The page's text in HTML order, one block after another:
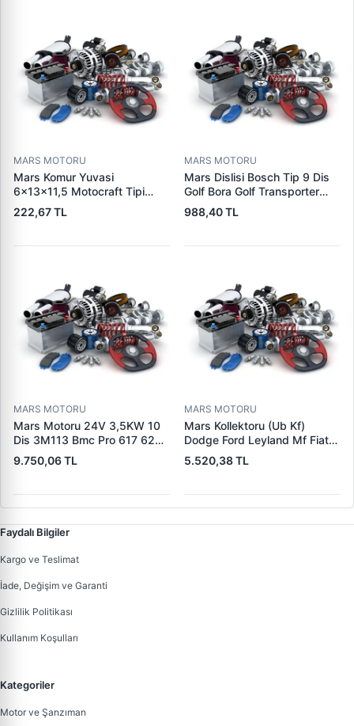
MARS MOTORU
Mars Komur Yuvasi
6×13×11,5 Motocraft Tipi
Ford Ranger Focus Fiesta
Connect (FO0731
5L8Z11000AC) | PARS PRS-
222,67 TL
MARS MOTORU
Mars Dislisi Bosch Tip 9 Dis
Golf Bora Golf Transporter
Seat Skoda (15713) | ZEN
1480 | OEM 1011480
988,40 TL
MARS MOTORU
Mars Motoru 24V 3,5KW 10
Dis 3M113 Bmc Pro 617 620
(619 240 36 619 240 46
Yerine) | LUCAS 619 241 46
9.750,06 TL
MARS MOTORU
Mars Kollektoru (Ub Kf)
Dodge Ford Leyland Mf Fiat
Trans | MAKO 72313941 |
OEM 72313941
5.520,38 TL
Faydalı Bilgiler
Kargo ve Teslimat
İade, Değişim ve Garanti
Gizlilik Politikası
Kullanım Koşulları
Kategoriler
Motor ve Şanzıman